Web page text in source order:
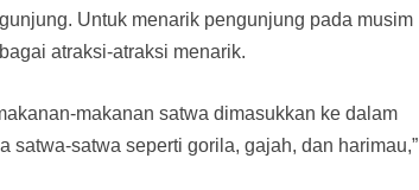
Untuk menarik pengunjung pada musim
atraksi-atraksi menarik.
makanan satwa dimasukkan ke dalam
satwa-satwa seperti gorila, gajah, dan harimau,”